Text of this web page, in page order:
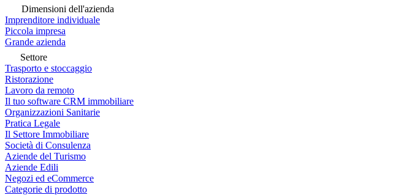
Dimensioni dell'azienda
Imprenditore individuale
Piccola impresa
Grande azienda
Settore
Trasporto e stoccaggio
Ristorazione
Lavoro da remoto
Il tuo software CRM immobiliare
Organizzazioni Sanitarie
Pratica Legale
Il Settore Immobiliare
Società di Consulenza
Aziende del Turismo
Aziende Edili
Negozi ed eCommerce
Categorie di prodotto